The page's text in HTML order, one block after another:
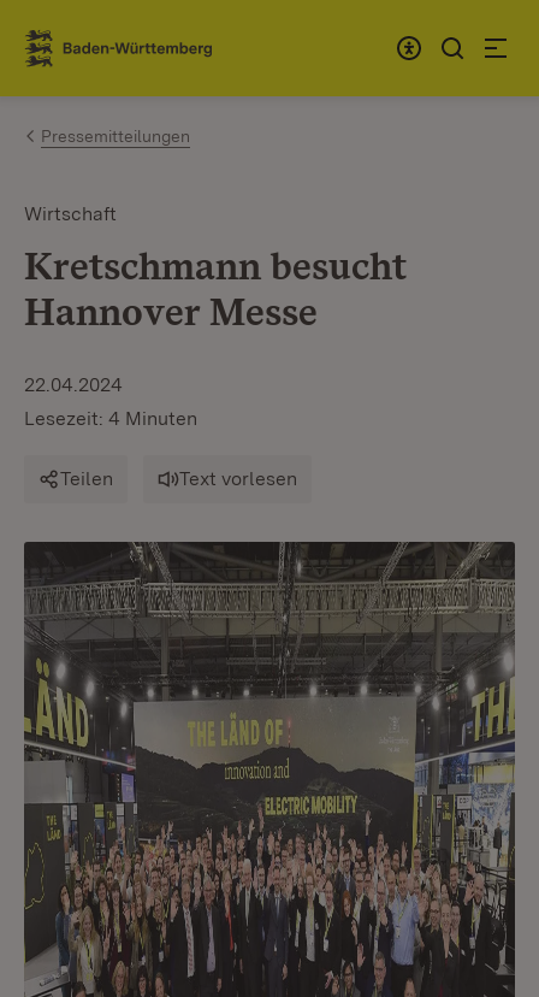
Zum Inhalt springen
Link zur Startseite
Pressemitteilungen
Wirtschaft
Kretschmann besucht
Hannover Messe
22.04.2024
Lesezeit: 4 Minuten
Teilen Text vorlesen